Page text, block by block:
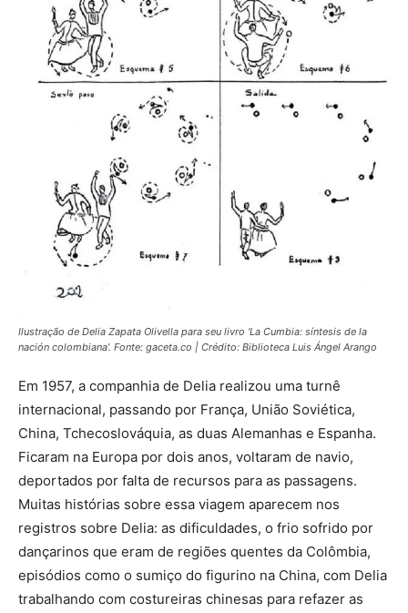
Ilustração de Delia Zapata Olivella para seu livro ‘La Cumbia: síntesis de la
nación colombiana’. Fonte: gaceta.co | Crédito: Biblioteca Luis Ángel Arango
Em 1957, a companhia de Delia realizou uma turnê
internacional, passando por França, União Soviética,
China, Tchecoslováquia, as duas Alemanhas e Espanha.
Ficaram na Europa por dois anos, voltaram de navio,
deportados por falta de recursos para as passagens.
Muitas histórias sobre essa viagem aparecem nos
registros sobre Delia: as dificuldades, o frio sofrido por
dançarinos que eram de regiões quentes da Colômbia,
episódios como o sumiço do figurino na China, com Delia
trabalhando com costureiras chinesas para refazer as